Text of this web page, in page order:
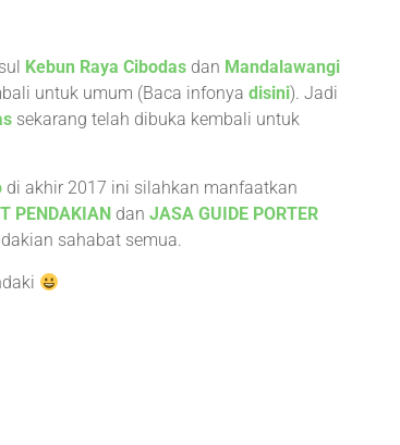
Kebun Raya Cibodas dan Mandalawangi
untuk umum (Baca infonya disini). Jadi
sekarang telah dibuka kembali untuk
di akhir 2017 ini silahkan manfaatkan
PENDAKIAN dan JASA GUIDE PORTER
sahabat semua.